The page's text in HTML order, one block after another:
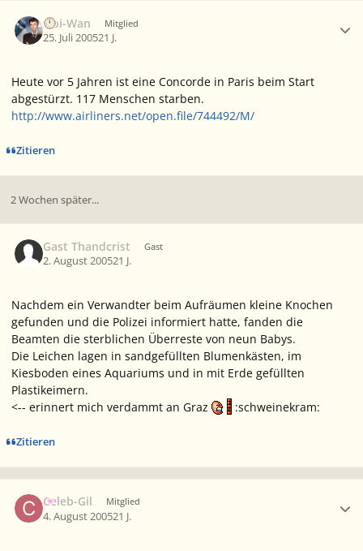
Obi-Wan Mitglied
25. Juli 200521 J.
Heute vor 5 Jahren ist eine Concorde in Paris beim Start
abgestürzt. 117 Menschen starben.
http://www.airliners.net/open.file/744492/M/
Zitieren
2 Wochen später...
Gast Thandcrist Gast
2. August 200521 J.
Nachdem ein Verwandter beim Aufräumen kleine Knochen
gefunden und die Polizei informiert hatte, fanden die
Beamten die sterblichen Überreste von neun Babys.
Die Leichen lagen in sandgefüllten Blumenkästen, im
Kiesboden eines Aquariums und in mit Erde gefüllten
Plastikeimern.
<-- erinnert mich verdammt an Graz
:schweinekram:
Zitieren
Celeb-Gil Mitglied
4. August 200521 J.